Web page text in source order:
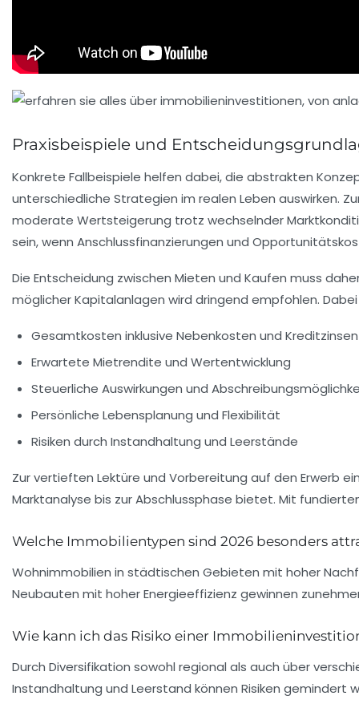
Praxisbeispiele und
Konkrete Fallbeispiele helfen dabei, die abstrakten
unterschiedliche Strategien im realen Leben auswirken.
moderate Wertsteigerung trotz wechselnder
sein, wenn Anschlussfinanzierungen und
Die Entscheidung zwischen Mieten und Kaufen muss
möglicher Kapitalanlagen wird dringend empfohlen.
Gesamtkosten inklusive Nebenkosten und Kreditzinsen
Erwartete Mietrendite und Wertentwicklung
Steuerliche Auswirkungen und
Persönliche Lebensplanung und Flexibilität
Risiken durch Instandhaltung und Leerstände
Zur vertieften Lektüre und Vorbereitung auf den Erwerb
Marktanalyse bis zur Abschlussphase bietet. Mit
Welche Immobilientypen sind 2026 besonders
Wohnimmobilien in städtischen Gebieten mit hoher
Neubauten mit hoher Energieeffizienz gewinnen
Wie kann ich das Risiko einer
Durch Diversifikation sowohl regional als auch über
Instandhaltung und Leerstand können Risiken gemindert